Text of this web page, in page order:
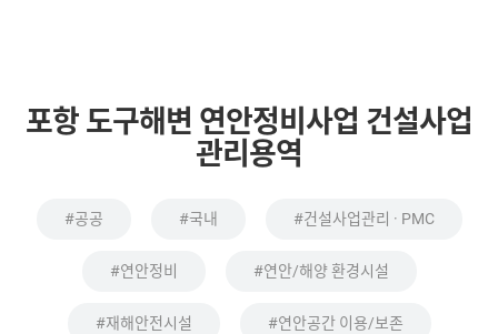
포항 도구해변 연안정비사업 건설사업
관리용역
#공공 #국내 #건설사업관리 · PMC
#연안정비 #연안/해양 환경시설
#재해안전시설 #연안공간 이용/보존